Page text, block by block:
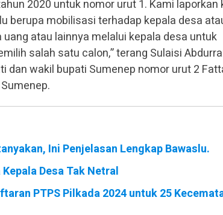
2020 untuk nomor urut 1. Kami laporkan
berupa mobilisasi terhadap kepala desa
atau lainnya melalui kepala desa untuk
salah satu calon,” terang Sulaisi
dan wakil bupati Sumenep nomor urut 2
Ini Penjelasan Lengkap Bawaslu.
Desa Tak Netral
PTPS Pilkada 2024 untuk 25